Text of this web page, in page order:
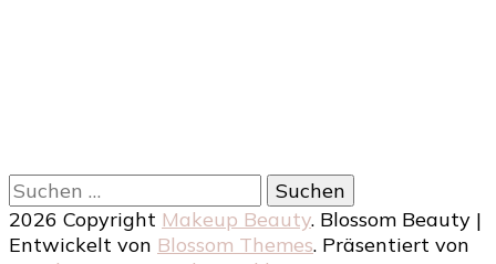
Suchen
nach:
2026 Copyright Makeup Beauty. Blossom Beauty |
Entwickelt von Blossom Themes. Präsentiert von